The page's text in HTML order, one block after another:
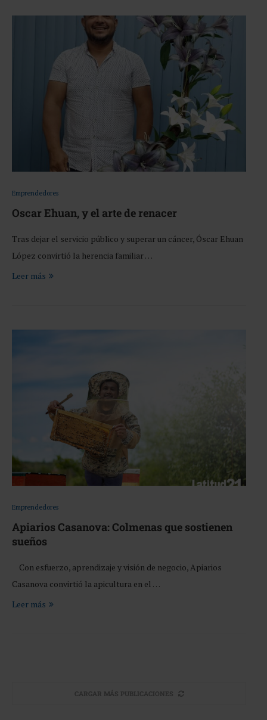
Emprendedores
Oscar Ehuan, y el arte de renacer
Tras dejar el servicio público y superar un cáncer, Óscar Ehuan
López convirtió la herencia familiar …
Leer más
Emprendedores
Apiarios Casanova: Colmenas que sostienen
sueños
Con esfuerzo, aprendizaje y visión de negocio, Apiarios
Casanova convirtió la apicultura en el …
Leer más
CARGAR MÁS PUBLICACIONES